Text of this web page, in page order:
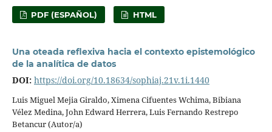
PDF (ESPAÑOL) HTML
Una oteada reflexiva hacia el contexto epistemológico
de la analítica de datos
DOI: https://doi.org/10.18634/sophiaj.21v.1i.1440
Luis Miguel Mejia Giraldo, Ximena Cifuentes Wchima, Bibiana
Vélez Medina, John Edward Herrera, Luis Fernando Restrepo
Betancur (Autor/a)